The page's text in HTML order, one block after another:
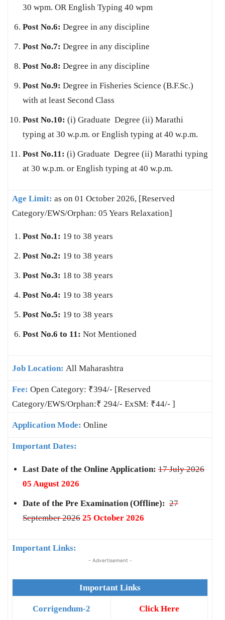
30 wpm. OR English Typing 40 wpm
Post No.6: Degree in any discipline
Post No.7: Degree in any discipline
Post No.8: Degree in any discipline
Post No.9: Degree in Fisheries Science (B.F.Sc.)
with at least Second Class
Post No.10: (i) Graduate Degree (ii) Marathi
typing at 30 w.p.m. or English typing at 40 w.p.m.
Post No.11: (i) Graduate Degree (ii) Marathi typing
at 30 w.p.m. or English typing at 40 w.p.m.
Age Limit: as on 01 October 2026, [Reserved
Category/EWS/Orphan: 05 Years Relaxation]
Post No.1: 19 to 38 years
Post No.2: 19 to 38 years
Post No.3: 18 to 38 years
Post No.4: 19 to 38 years
Post No.5: 19 to 38 years
Post No.6 to 11: Not Mentioned
Job Location: All Maharashtra
Fee: Open Category: ₹394/- [Reserved
Category/EWS/Orphan:₹ 294/- ExSM: ₹44/- ]
Application Mode: Online
Important Dates:
Last Date of the Online Application: 17 July 2026
05 August 2026
Date of the Pre Examination (Offline): 27
September 2026 25 October 2026
Important Links:
- Advertisement -
Important Links
Corrigendum-2 Click Here